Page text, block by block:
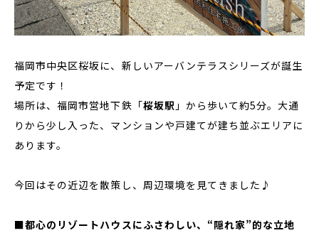
福岡市中央区桜坂に、新しいアーバンテラスシリーズが誕生
予定です！
場所は、福岡市営地下鉄「桜坂駅 」から歩いて約5分。大通
りから少し入った、マンションや戸建てが建ち並ぶエリアに
あります。
今回はその近辺を散策し、周辺環境を見てきました♪
■都心のリゾートハウスにふさわしい、“隠れ家”的な立地